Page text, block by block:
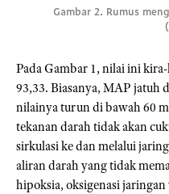
Gambar 2. Rumus
Pada Gambar 1, nilai ini
93,33. Biasanya, MAP jatuh
nilainya turun di bawah 60
tekanan darah tidak akan
sirkulasi ke dan melalui
aliran darah yang tidak
hipoksia, oksigenasi